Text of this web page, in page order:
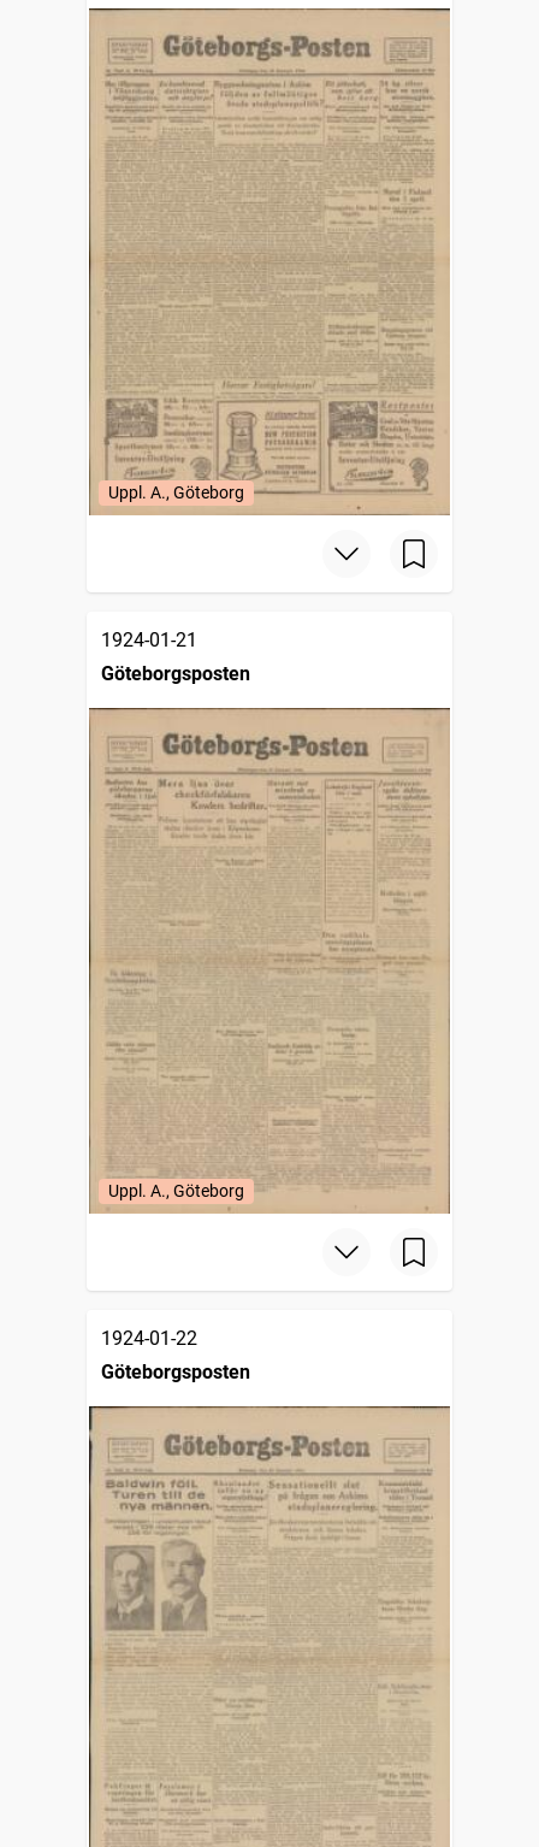
Uppl. A., Göteborg
1924-01-21
Göteborgsposten
Uppl. A., Göteborg
1924-01-22
Göteborgsposten